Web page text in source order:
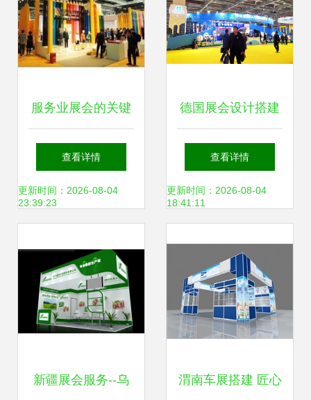
服务业展会的关键
角色与未来趋势 会
展服务如何塑造行
查看详情
更新时间：2026-08-04
23:39:23
德国展会设计搭建
一站式服务的有
吗?
查看详情
更新时间：2026-08-04
18:41:11
新疆展会服务--乌 渭南车展搭建 匠心